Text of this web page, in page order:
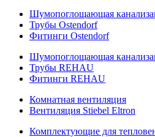
Шумопоглощающая
Трубы Ostendorf
Фитинги Ostendorf
Шумопоглощающая
Трубы REHAU
Фитинги REHAU
Комнатная вентиляция
Вентиляция Stiebel Eltron
Комплектующие для